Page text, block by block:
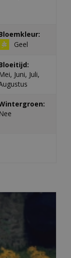
Geel
Mei, Juni, Juli,
Nee